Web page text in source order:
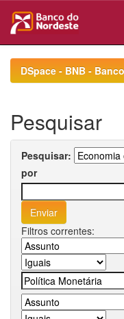
navigationDSpace - BNB -
Pesquisar
Pesquisar:
por
Filtros correntes: